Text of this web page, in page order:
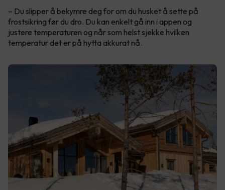
– Du slipper å bekymre deg for om du husket å sette på
frostsikring før du dro. Du kan enkelt gå inn i appen og
justere temperaturen og når som helst sjekke hvilken
temperatur det er på hytta akkurat nå.